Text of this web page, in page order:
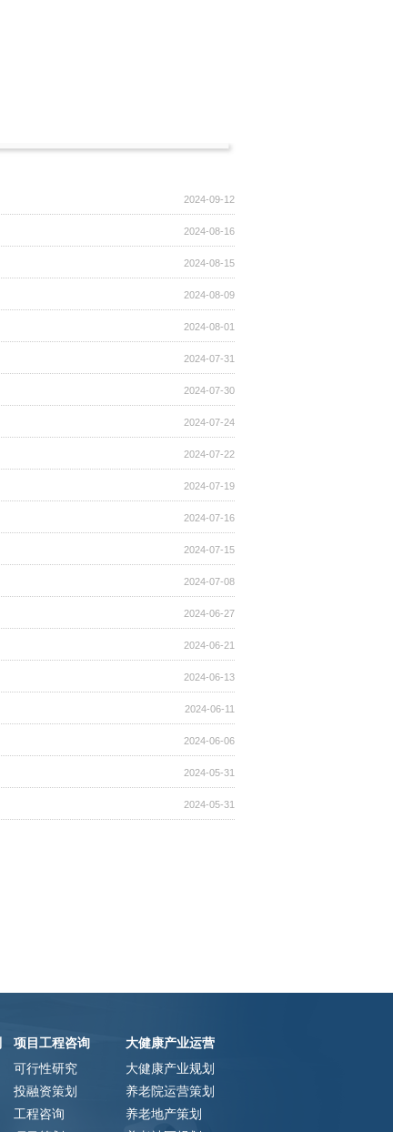
2024-09-12
2024-08-16
2024-08-15
2024-08-09
2024-08-01
2024-07-31
2024-07-30
2024-07-24
2024-07-22
2024-07-19
2024-07-16
2024-07-15
2024-07-08
2024-06-27
2024-06-21
2024-06-13
2024-06-11
2024-06-06
2024-05-31
2024-05-31
项目工程咨询
可行性研究
投融资策划
工程咨询
大健康产业运营
大健康产业规划
养老院运营策划
养老地产策划